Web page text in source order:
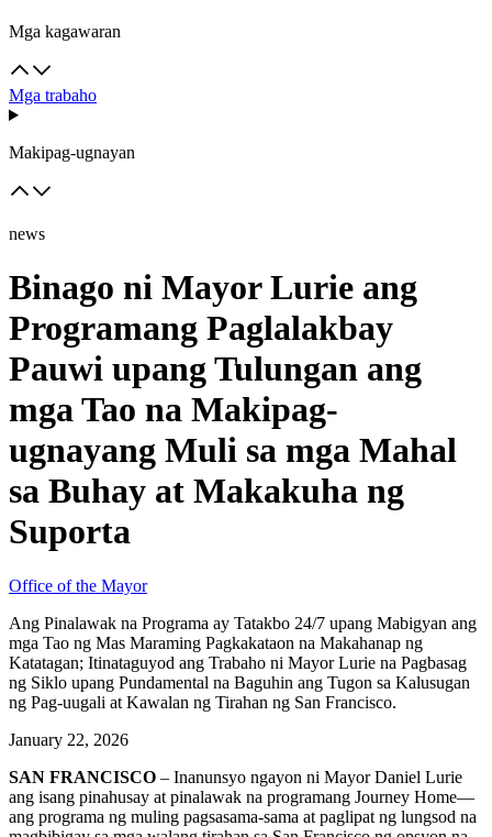
Mga kagawaran
Mga trabaho
Makipag-ugnayan
news
Binago ni Mayor Lurie ang
Programang Paglalakbay
Pauwi upang Tulungan ang
mga Tao na Makipag-
ugnayang Muli sa mga Mahal
sa Buhay at Makakuha ng
Suporta
Office of the Mayor
Ang Pinalawak na Programa ay Tatakbo 24/7 upang Mabigyan ang
mga Tao ng Mas Maraming Pagkakataon na Makahanap ng
Katatagan; Itinataguyod ang Trabaho ni Mayor Lurie na Pagbasag
ng Siklo upang Pundamental na Baguhin ang Tugon sa Kalusugan
ng Pag-uugali at Kawalan ng Tirahan ng San Francisco.
January 22, 2026
SAN FRANCISCO – Inanunsyo ngayon ni Mayor Daniel Lurie
ang isang pinahusay at pinalawak na programang Journey Home—
ang programa ng muling pagsasama-sama at paglipat ng lungsod na